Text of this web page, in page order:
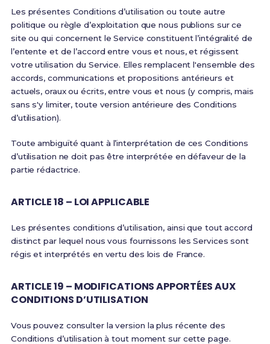
Les présentes Conditions d’utilisation ou toute autre
politique ou règle d’exploitation que nous publions sur ce
site ou qui concernent le Service constituent l’intégralité de
l’entente et de l’accord entre vous et nous, et régissent
votre utilisation du Service. Elles remplacent l'ensemble des
accords, communications et propositions antérieurs et
actuels, oraux ou écrits, entre vous et nous (y compris, mais
sans s'y limiter, toute version antérieure des Conditions
d’utilisation).
Toute ambiguïté quant à l’interprétation de ces Conditions
d’utilisation ne doit pas être interprétée en défaveur de la
partie rédactrice.
ARTICLE 18 – LOI APPLICABLE
Les présentes conditions d’utilisation, ainsi que tout accord
distinct par lequel nous vous fournissons les Services sont
régis et interprétés en vertu des lois de France.
ARTICLE 19 – MODIFICATIONS APPORTÉES AUX
CONDITIONS D’UTILISATION
Vous pouvez consulter la version la plus récente des
Conditions d’utilisation à tout moment sur cette page.